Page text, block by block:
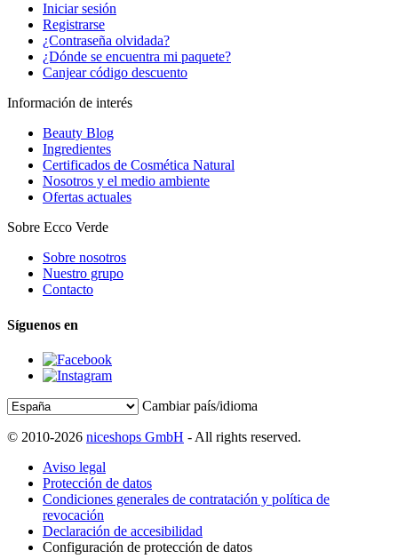
Iniciar sesión
Registrarse
¿Contraseña olvidada?
¿Dónde se encuentra mi paquete?
Canjear código descuento
Información de interés
Beauty Blog
Ingredientes
Certificados de Cosmética Natural
Nosotros y el medio ambiente
Ofertas actuales
Sobre Ecco Verde
Sobre nosotros
Nuestro grupo
Contacto
Síguenos en
Cambiar país/idioma
© 2010-2026 niceshops GmbH - All rights reserved.
Aviso legal
Protección de datos
Condiciones generales de contratación y política de
revocación
Declaración de accesibilidad
Configuración de protección de datos